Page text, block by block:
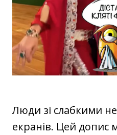
Люди зі слабкими
екранів. Цей допис